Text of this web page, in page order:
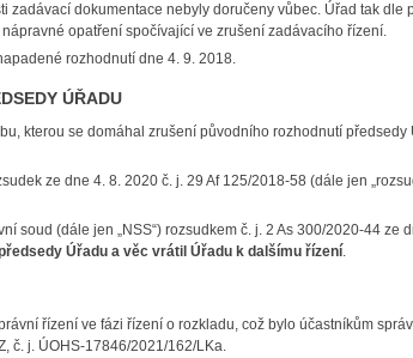
dokumentace nebyly doručeny vůbec. Úřad tak dle
opatření spočívající ve zrušení zadávacího řízení.
rozhodnutí dne 4. 9. 2018.
ÚŘADU
se domáhal zrušení původního rozhodnutí předsedy
ze dne 4. 8. 2020 č. j. 29 Af 125/2018-58 (dále jen
(dále jen „NSS“) rozsudkem č. j. 2 As 300/2020-44 ze
Úřadu a věc vrátil Úřadu k dalšímu řízení.
řízení ve fázi řízení o rozkladu, což bylo účastníkům
č. j. ÚOHS-17846/2021/162/LKa.